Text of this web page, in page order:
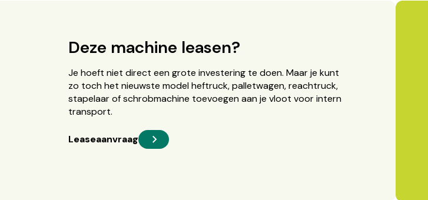
Deze machine leasen?
Je hoeft niet direct een grote investering te doen. Maar je kunt
zo toch het nieuwste model heftruck, palletwagen, reachtruck,
stapelaar of schrobmachine toevoegen aan je vloot voor intern
transport.
Leaseaanvraag